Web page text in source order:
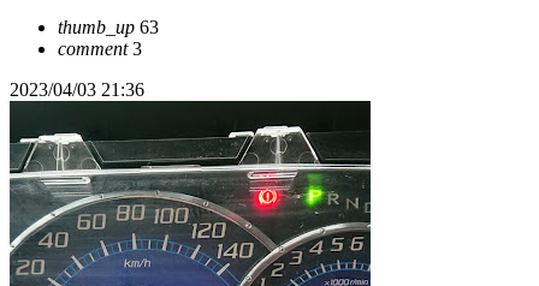
thumb_up 63
comment3
2023/04/03 21:36